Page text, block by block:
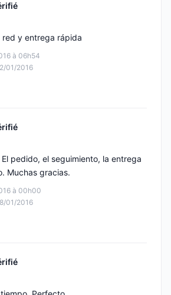
à 06h54
01/2016
red y entrega rápida
à 00h00
01/2016
pedido, el seguimiento, la entrega
Muchas gracias.